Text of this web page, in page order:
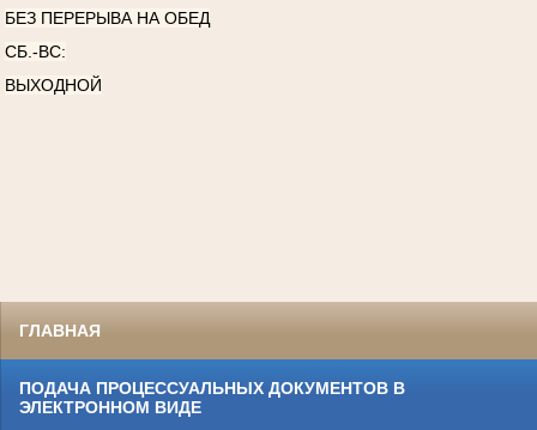
БЕЗ ПЕРЕРЫВА НА ОБЕД
СБ.-ВС:
ВЫХОДНОЙ
ГЛАВНАЯ
ПОДАЧА ПРОЦЕССУАЛЬНЫХ ДОКУМЕНТОВ В
ЭЛЕКТРОННОМ ВИДЕ